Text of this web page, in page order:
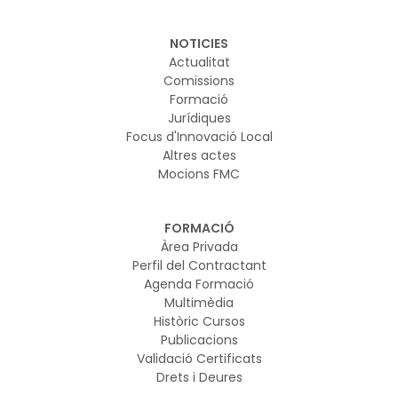
NOTICIES
Actualitat
Comissions
Formació
Jurídiques
Focus d'Innovació Local
Altres actes
Mocions FMC
FORMACIÓ
Àrea Privada
Perfil del Contractant
Agenda Formació
Multimèdia
Històric Cursos
Publicacions
Validació Certificats
Drets i Deures